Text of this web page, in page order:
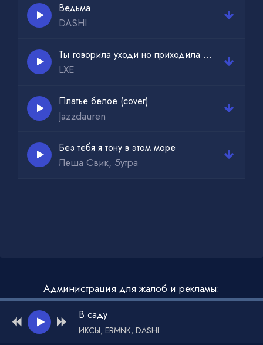
Ведьма
DASHI
Ты говорила уходи но приходила сама
LXE
Платье белое (cover)
Jazzdauren
Без тебя я тону в этом море
Леша Свик, 5утра
Администрация для жалоб и рекламы:
admin@muzdark.net
В саду
ИКСЫ, ERMNK, DASHI